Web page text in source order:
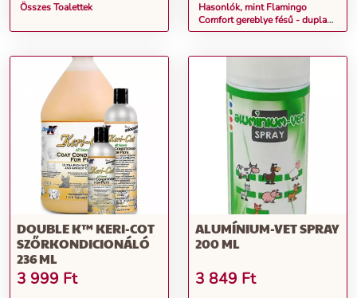
Összes Toalettek
Hasonlók, mint Flamingo
Comfort gereblye fésű - dupla
soros 1 db
DOUBLE K™ KERI-COT
SZŐRKONDICIONÁLÓ
236 ML
3 999 Ft
ALUMÍNIUM-VET SPRAY
200 ML
3 849 Ft